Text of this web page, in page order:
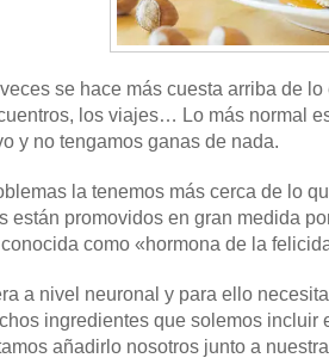
se hace más cuesta arriba de
los viajes… Lo más normal
y no tengamos ganas de nada.
la tenemos más cerca de lo
están promovidos en gran medida
como «hormona de la
a nivel neuronal y para ello
ingredientes que solemos
añadirlo nosotros junto a